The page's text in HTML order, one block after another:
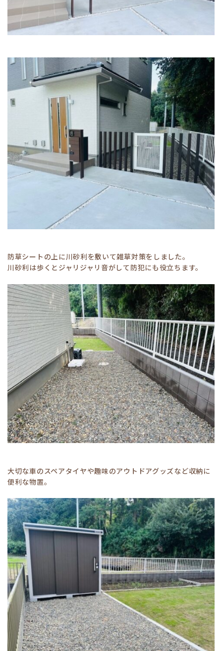
防草シートの上に川砂利を敷いて雑草対策をしました。
川砂利は歩くとジャリジャリ音がして防犯にも役立ちます。
大切な車のスペアタイヤや趣味のアウトドアグッズなど収納に
便利な物置。